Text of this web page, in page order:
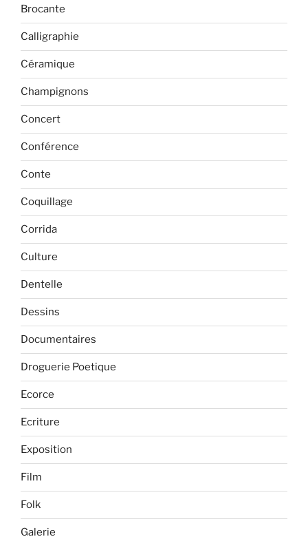
Brocante
Calligraphie
Céramique
Champignons
Concert
Conférence
Conte
Coquillage
Corrida
Culture
Dentelle
Dessins
Documentaires
Droguerie Poetique
Ecorce
Ecriture
Exposition
Film
Folk
Galerie